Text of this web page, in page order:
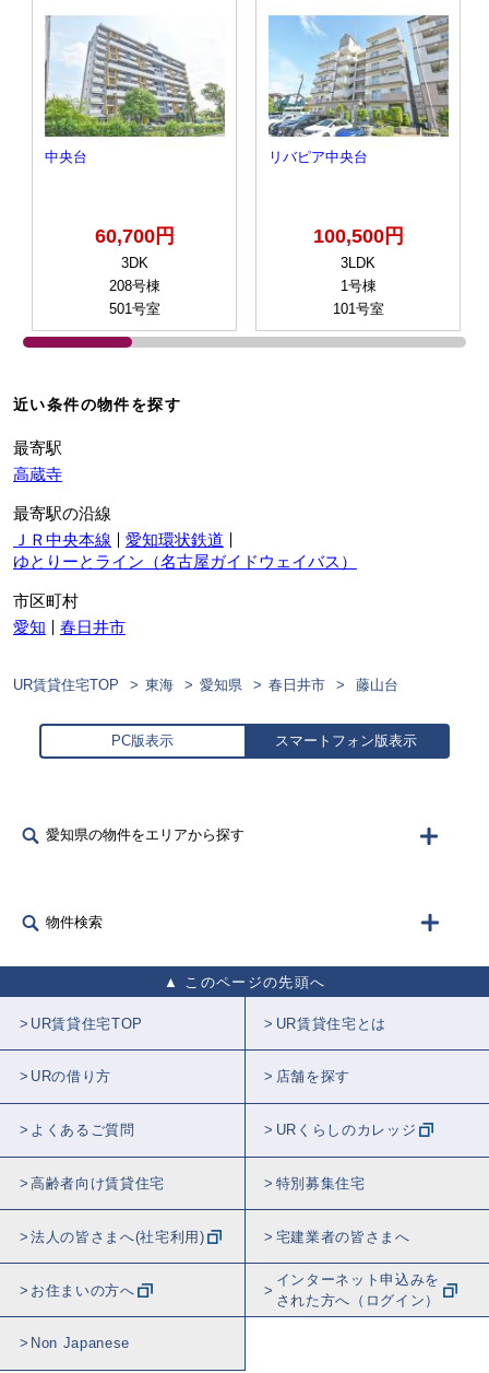
中央台
60,700円
3DK
208号棟
501号室
リバピア中央台
100,500円
3LDK
1号棟
101号室
近い条件の物件を探す
最寄駅
高蔵寺
最寄駅の沿線
ＪＲ中央本線
愛知環状鉄道
ゆとりーとライン（名古屋ガイドウェイバス）
市区町村
愛知
春日井市
UR賃貸住宅TOP 東海 愛知県 春日井市 藤山台
PC版表示 スマートフォン版表示
愛知県の物件をエリアから探す
物件検索
このページの先頭へ
UR賃貸住宅TOP UR賃貸住宅とは
URの借り方 店舗を探す
よくあるご質問 URくらしのカレッジ
高齢者向け賃貸住宅 特別募集住宅
法人の皆さまへ(社宅利用) 宅建業者の皆さまへ
お住まいの方へ
インターネット申込みを
された方へ（ログイン）
Non Japanese